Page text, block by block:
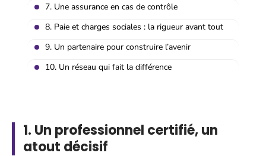
7. Une assurance en cas de contrôle
8. Paie et charges sociales : la rigueur avant tout
9. Un partenaire pour construire l’avenir
10. Un réseau qui fait la différence
1. Un professionnel certifié, un
atout décisif